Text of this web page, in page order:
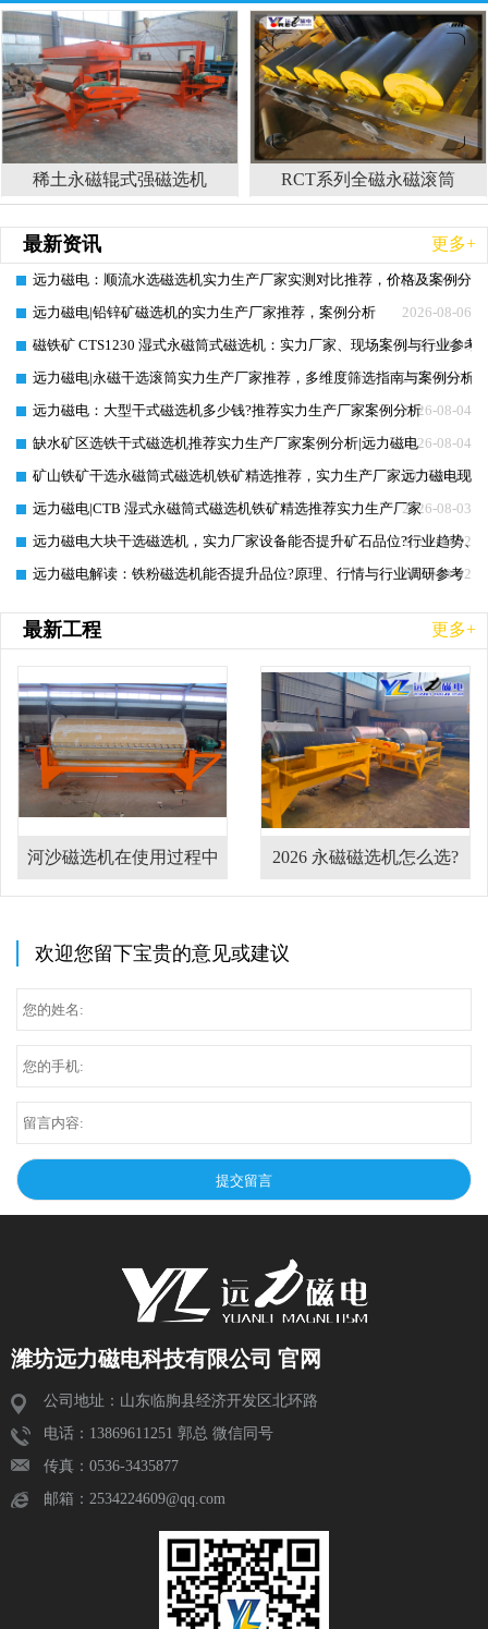
稀土永磁辊式强磁选机 RCT系列全磁永磁滚筒
最新资讯 更多+
2026-08-07
远力磁电：顺流水选磁选机实力生产厂家实测对比推荐，价格及案例分析
2026-08-06
远力磁电|铅锌矿磁选机的实力生产厂家推荐，案例分析
2026-08-06
磁铁矿 CTS1230 湿式永磁筒式磁选机：实力厂家、现场案例与行业参考
2026-08-05
远力磁电|永磁干选滚筒实力生产厂家推荐，多维度筛选指南与案例分析
2026-08-04
远力磁电：大型干式磁选机多少钱?推荐实力生产厂家案例分析
2026-08-04
缺水矿区选铁干式磁选机推荐实力生产厂家案例分析|远力磁电
2026-08-03
矿山铁矿干选永磁筒式磁选机铁矿精选推荐，实力生产厂家远力磁电现
2026-08-03
远力磁电|CTB 湿式永磁筒式磁选机铁矿精选推荐实力生产厂家
2026-08-02
远力磁电大块干选磁选机，实力厂家设备能否提升矿石品位?行业趋势、
2026-08-02
远力磁电解读：铁粉磁选机能否提升品位?原理、行情与行业调研参考
最新工程 更多+
河沙磁选机在使用过程中
的注意事项
2026 永磁磁选机怎么选?
干湿式磁选机设备哪家厂
欢迎您留下宝贵的意见或建议
潍坊远力磁电科技有限公司 官网
公司地址：山东临朐县经济开发区北环路
电话：13869611251 郭总 微信同号
传真：0536-3435877
邮箱：2534224609@qq.com